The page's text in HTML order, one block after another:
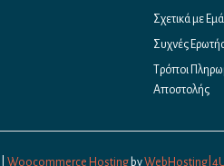
Σχετικά με
Συχνές
Τρόποι
Αποστολής
Woocommerce Hosting by